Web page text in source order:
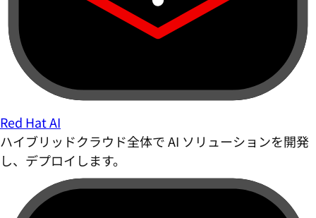
Red Hat AI
ハイブリッドクラウド全体で AI ソリューションを開発
し、デプロイします。